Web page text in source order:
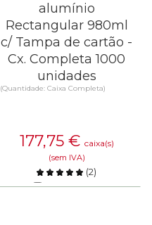
alumínio
Rectangular 980ml
c/ Tampa de cartão -
Cx. Completa 1000
unidades
(Quantidade: Caixa Completa)
177,75 € caixa(s)
(sem IVA)
(2)
Comparar